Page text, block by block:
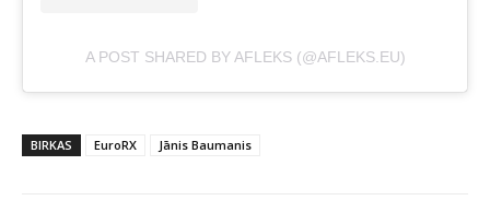
A POST SHARED BY AFLEKS (@AFLEKS.EU)
BIRKAS EuroRX Jānis Baumanis